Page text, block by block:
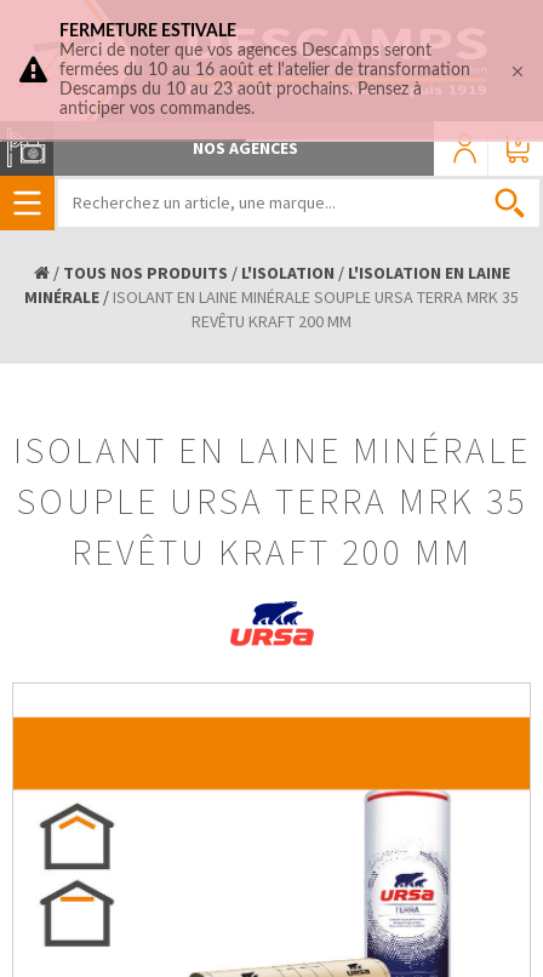
0
NOS AGENCES
/ TOUS NOS PRODUITS / L'ISOLATION / L'ISOLATION EN LAINE
MINÉRALE / ISOLANT EN LAINE MINÉRALE SOUPLE URSA TERRA MRK 35
REVÊTU KRAFT 200 MM
ISOLANT EN LAINE MINÉRALE
SOUPLE URSA TERRA MRK 35
REVÊTU KRAFT 200 MM
FERMETURE ESTIVALE
Merci de noter que vos agences Descamps seront
fermées du 10 au 16 août et l'atelier de transformation
Descamps du 10 au 23 août prochains. Pensez à
anticiper vos commandes.